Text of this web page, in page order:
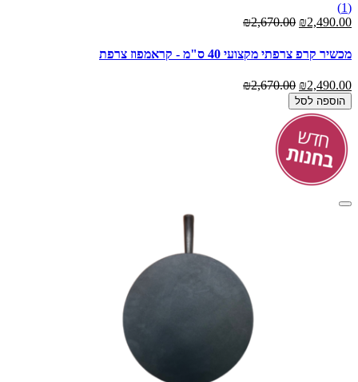
(1)
₪2,490.00
₪2,670.00
מכשיר קרפ צרפתי מקצועי 40 ס"מ - קראמפוז צרפת
₪2,490.00
₪2,670.00
הוספה לסל